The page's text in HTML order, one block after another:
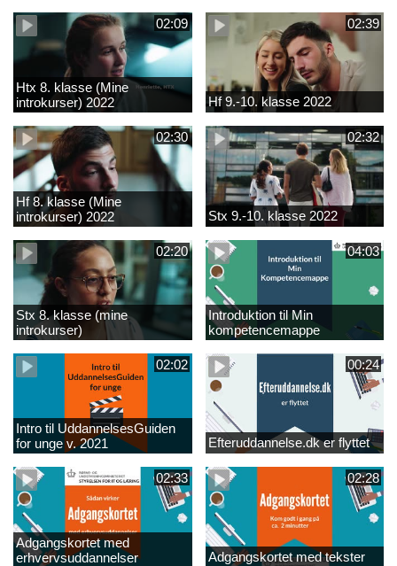
02:09
Htx 8. klasse (Mine
introkurser) 2022
02:39
Hf 9.-10. klasse 2022
02:30
Hf 8. klasse (Mine
introkurser) 2022
02:32
Stx 9.-10. klasse 2022
02:20
Stx 8. klasse (mine
introkurser)
04:03
Introduktion til Min
kompetencemappe
02:02
Intro til UddannelsesGuiden
for unge v. 2021
00:24
Efteruddannelse.dk er flyttet
02:33
Adgangskortet med
erhvervsuddannelser
02:28
Adgangskortet med tekster